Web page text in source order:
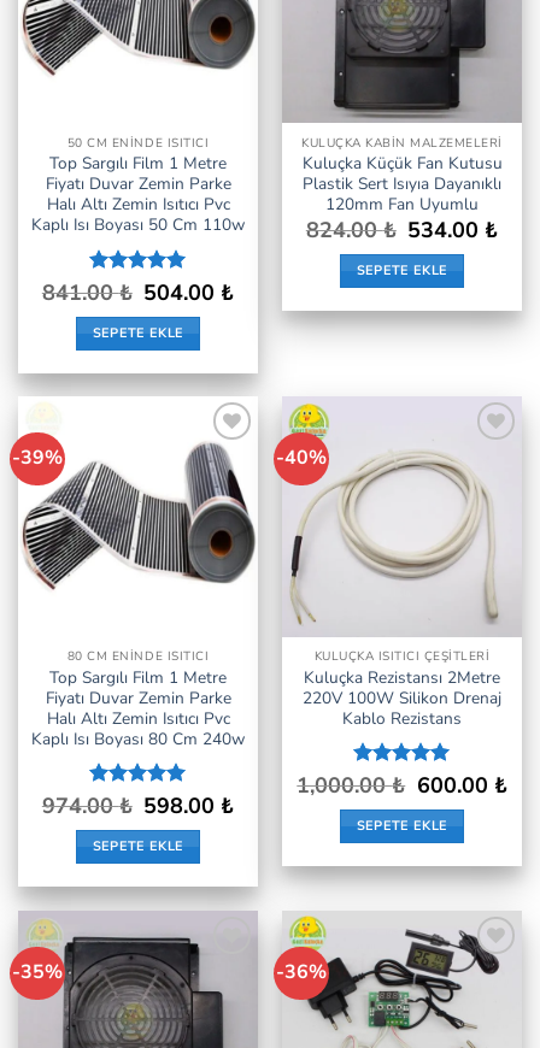
50 CM ENINDE ISITICI
Top Sargılı Film 1 Metre
Fiyatı Duvar Zemin Parke
Halı Altı Zemin Isıtıcı Pvc
Kaplı Isı Boyası 50 Cm 110w
5 üzerinden
oy aldı
841.00₺ Orijinal
fiyat:
841.00 ₺.
504.00 ₺andaki
SEPETE EKLE
KULUÇKA KABIN MALZEMELERI
Kuluçka Küçük Fan Kutusu
Plastik Sert Isıyıa Dayanıklı
120mm Fan Uyumlu
824.00₺ Orijinal
fiyat:
824.00 ₺.
534.00 ₺
SEPETE EKLE
-39%
İstek
Listeme
Ekle
80 CM ENINDE ISITICI
Top Sargılı Film 1 Metre
Fiyatı Duvar Zemin Parke
Halı Altı Zemin Isıtıcı Pvc
Kaplı Isı Boyası 80 Cm 240w
5 üzerinden
oy aldı
974.00₺ Orijinal
fiyat:
974.00 ₺.
598.00 ₺Şu
andaki
SEPETE EKLE
-40%
Listeme
Ekle
KULUÇKA ISITICI ÇEŞITLERI
Kuluçka Rezistansı 2Metre
220V 100W Silikon Drenaj
Kablo Rezistans
5 üzerinden
oy aldı
1,000.00₺ Orijinal
fiyat:
1,000.00 ₺.
600.00 ₺Şu
SEPETE EKLE
-35%
Listeme
Ekle
-36%
İstek
Listeme